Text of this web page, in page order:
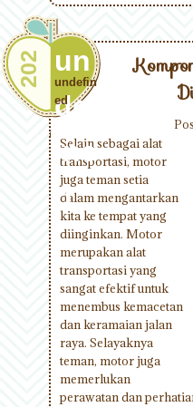
202
un
def
ine
d
undefin
ed
Selain sebagai alat
transportasi, motor
juga teman setia
dalam mengantarkan
kita ke tempat yang
diinginkan. Motor
merupakan alat
transportasi yang
sangat efektif untuk
menembus kemacetan
dan keramaian jalan
raya. Selayaknya
teman, motor juga
memerlukan
perawatan dan